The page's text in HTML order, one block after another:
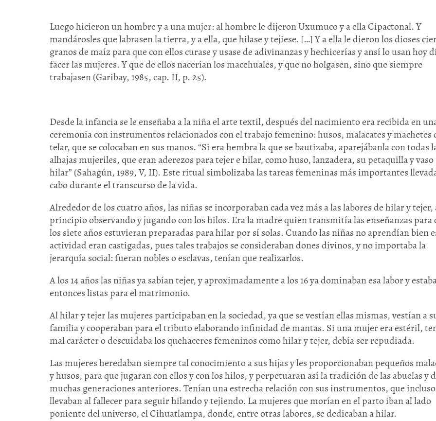
Luego hicieron un hombre y a una mujer: al hombre le dijeron Uxumuco y a ella Cipactonal. Y
mandárosles que labrasen la tierra, y a ella, que hilase y tejiese. […] Y a ella le dieron los dioses
granos de maíz para que con ellos curase y usase de adivinanzas y hechicerías y ansí lo usan hoy
facer las mujeres. Y que de ellos nacerían los macehuales, y que no holgasen, sino que siempre
trabajasen (Garibay, 1985, cap. II, p. 25).
Desde la infancia se le enseñaba a la niña el arte textil, después del nacimiento era recibida en
ceremonia con instrumentos relacionados con el trabajo femenino: husos, malacates y machetes
telar, que se colocaban en sus manos. “Si era hembra la que se bautizaba, aparejábanla con todas
alhajas mujeriles, que eran aderezos para tejer e hilar, como huso, lanzadera, su petaquilla y
hilar” (Sahagún, 1989, V, II). Este ritual simbolizaba las tareas femeninas más importantes
cabo durante el transcurso de la vida.
Alrededor de los cuatro años, las niñas se incorporaban cada vez más a las labores de hilar y tejer,
principio observando y jugando con los hilos. Era la madre quien transmitía las enseñanzas para
los siete años estuvieran preparadas para hilar por sí solas. Cuando las niñas no aprendían bien
actividad eran castigadas, pues tales trabajos se consideraban dones divinos, y no importaba la
jerarquía social: fueran nobles o esclavas, tenían que realizarlos.
A los 14 años las niñas ya sabían tejer, y aproximadamente a los 16 ya dominaban esa labor y
entonces listas para el matrimonio.
Al hilar y tejer las mujeres participaban en la sociedad, ya que se vestían ellas mismas, vestían a
familia y cooperaban para el tributo elaborando infinidad de mantas. Si una mujer era estéril,
mal carácter o descuidaba los quehaceres femeninos como hilar y tejer, debía ser repudiada.
Las mujeres heredaban siempre tal conocimiento a sus hijas y les proporcionaban pequeños
y husos, para que jugaran con ellos y con los hilos, y perpetuaran así la tradición de las abuelas y
muchas generaciones anteriores. Tenían una estrecha relación con sus instrumentos, que incluso
llevaban al fallecer para seguir hilando y tejiendo. La mujeres que morían en el parto iban al lado
poniente del universo, el Cihuatlampa, donde, entre otras labores, se dedicaban a hilar.